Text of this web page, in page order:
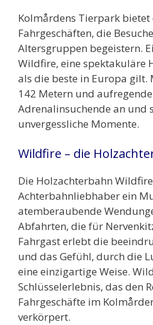
Kolmårdens Tierpark bietet
Fahrgeschäften, die
Altersgruppen begeistern.
Wildfire, eine spektakuläre
als die beste in Europa gilt.
142 Metern und
Adrenalinsuchende an und
unvergessliche Momente.
Wildfire – die
Die Holzachterbahn
Achterbahnliebhaber ein
atemberaubende
Abfahrten, die für
Fahrgast erlebt die
und das Gefühl, durch die
eine einzigartige Weise.
Schlüsselerlebnis, das den
Fahrgeschäfte im
verkörpert.